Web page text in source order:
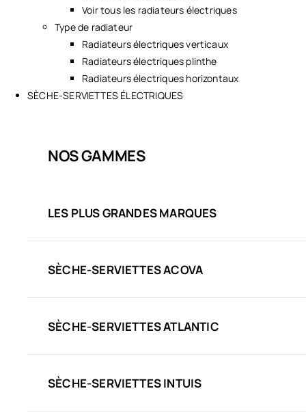
Voir tous les radiateurs électriques
Type de radiateur
Radiateurs électriques verticaux
Radiateurs électriques plinthe
Radiateurs électriques horizontaux
SÈCHE-SERVIETTES ÉLECTRIQUES
NOS GAMMES
LES PLUS GRANDES MARQUES
SÈCHE-SERVIETTES ACOVA
SÈCHE-SERVIETTES ATLANTIC
SÈCHE-SERVIETTES INTUIS